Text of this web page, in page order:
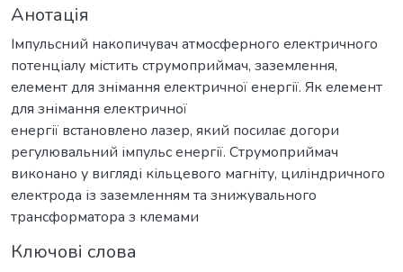
Анотація
Імпульсний накопичувач атмосферного електричного
потенціалу містить струмоприймач, заземлення,
елемент для знімання електричної енергії. Як елемент
для знімання електричної
енергії встановлено лазер, який посилає догори
регулювальний імпульс енергії. Струмоприймач
виконано у вигляді кільцевого магніту, циліндричного
електрода із заземленням та знижувального
трансформатора з клемами
Ключові слова